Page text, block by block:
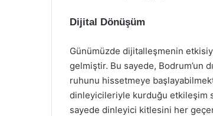
Dijital Dönüşüm
Günümüzde dijitalleşmenin
gelmiştir. Bu sayede, Bodrum’un
ruhunu hissetmeye
dinleyicileriyle kurduğu etkileşim
sayede dinleyici kitlesini her